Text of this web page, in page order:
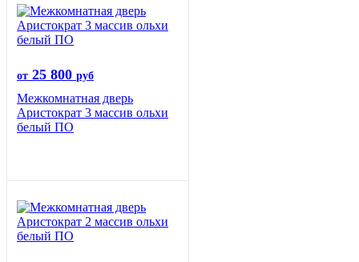
от 25 800 руб
Межкомнатная дверь
Аристократ 3 массив ольхи
белый ПО